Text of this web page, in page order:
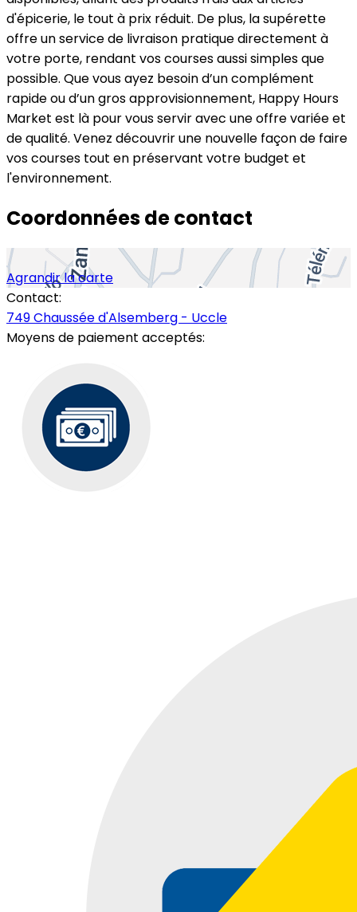
d'épicerie, le tout à prix réduit. De plus, la supérette
offre un service de livraison pratique directement à
votre porte, rendant vos courses aussi simples que
possible. Que vous ayez besoin d’un complément
rapide ou d’un gros approvisionnement, Happy Hours
Market est là pour vous servir avec une offre variée et
de qualité. Venez découvrir une nouvelle façon de faire
vos courses tout en préservant votre budget et
l'environnement.
Coordonnées de contact
Agrandir la carte
Contact:
749 Chaussée d'Alsemberg - Uccle
Moyens de paiement acceptés: